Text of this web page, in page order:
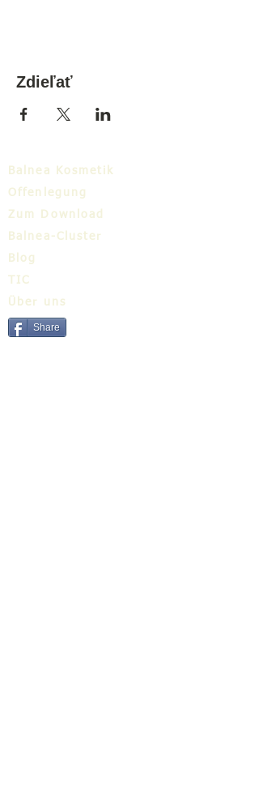
Zdieľať
Balnea Kosmetik
Offenlegung
Zum Download
Balnea-Cluster
Blog
TIC
Über uns
Share